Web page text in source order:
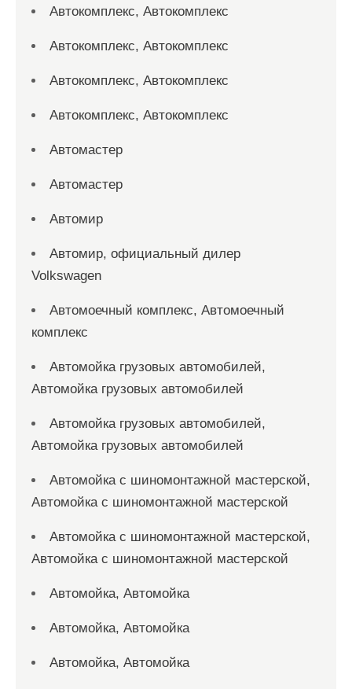
Автокомплекс, Автокомплекс
Автокомплекс, Автокомплекс
Автокомплекс, Автокомплекс
Автокомплекс, Автокомплекс
Автомастер
Автомастер
Автомир
Автомир, официальный дилер
Volkswagen
Автомоечный комплекс, Автомоечный
комплекс
Автомойка грузовых автомобилей,
Автомойка грузовых автомобилей
Автомойка грузовых автомобилей,
Автомойка грузовых автомобилей
Автомойка с шиномонтажной мастерской,
Автомойка с шиномонтажной мастерской
Автомойка с шиномонтажной мастерской,
Автомойка с шиномонтажной мастерской
Автомойка, Автомойка
Автомойка, Автомойка
Автомойка, Автомойка